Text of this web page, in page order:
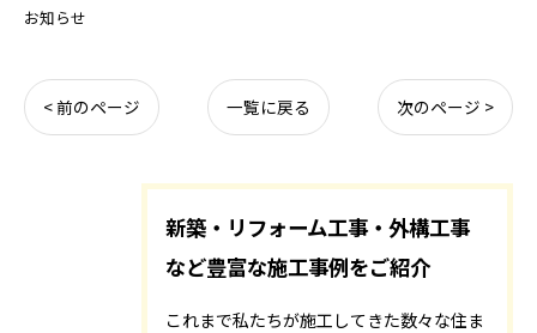
お知らせ
< 前のページ 一覧に戻る 次のページ >
新築・リフォーム工事・外構工事
など豊富な施工事例をご紹介
これまで私たちが施工してきた数々な住ま